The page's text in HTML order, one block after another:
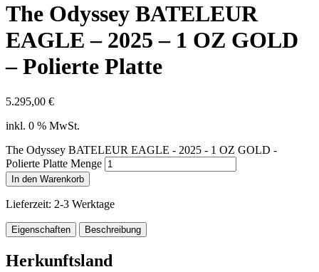
The Odyssey BATELEUR
EAGLE – 2025 – 1 OZ GOLD
– Polierte Platte
5.295,00 €
inkl. 0 % MwSt.
The Odyssey BATELEUR EAGLE - 2025 - 1 OZ GOLD -
Polierte Platte Menge
In den Warenkorb
Lieferzeit: 2-3 Werktage
Eigenschaften Beschreibung
Herkunftsland